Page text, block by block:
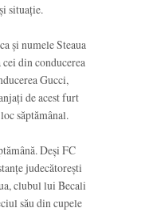
situație.
și numele Steaua
din conducerea
Gucci,
de acest furt
săptămânal.
Deși FC
judecătorești
clubul lui Becali
său din cupele